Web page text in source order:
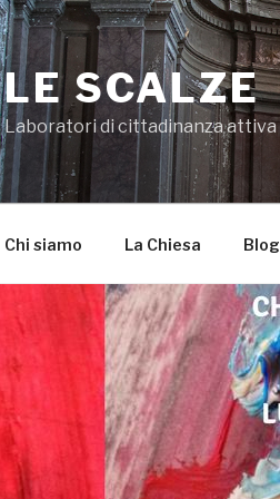
LE SCALZE
Laboratori di cittadinanza attiva
Chi siamo La Chiesa Blog